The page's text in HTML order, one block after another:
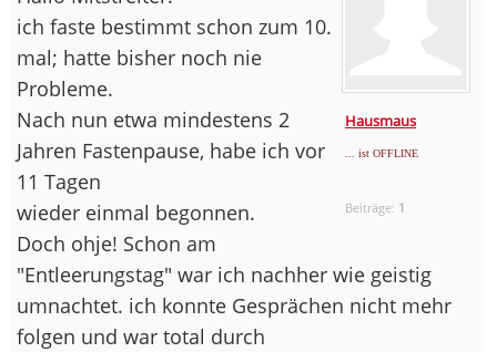
Hausmaus
... ist OFFLINE
Beiträge: 1
ich faste bestimmt schon zum 10.
mal; hatte bisher noch nie
Probleme.
Nach nun etwa mindestens 2
Jahren Fastenpause, habe ich vor
11 Tagen
wieder einmal begonnen.
Doch ohje! Schon am
"Entleerungstag" war ich nachher wie geistig
umnachtet. ich konnte Gesprächen nicht mehr
folgen und war total durch